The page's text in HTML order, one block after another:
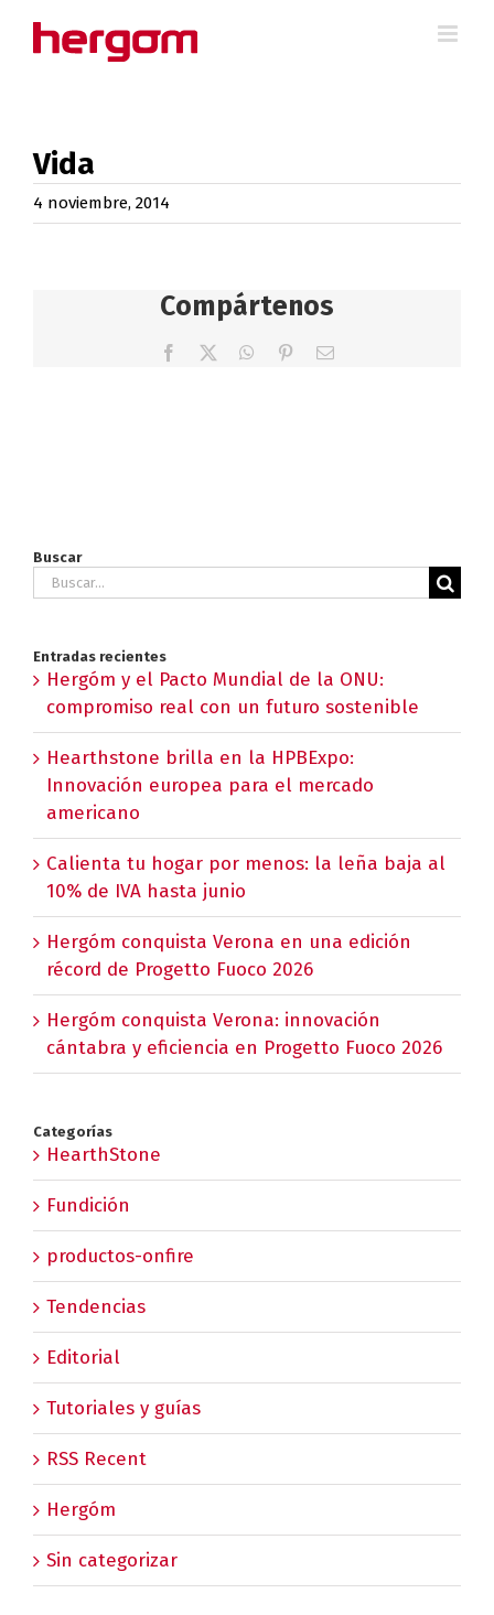
Vida
4 noviembre, 2014
Compártenos
Facebook WhatsApp
PinterestCorreo
Buscar
Buscar:
Entradas recientes
Hergóm y el Pacto Mundial de la ONU:
compromiso real con un futuro sostenible
Hearthstone brilla en la HPBExpo:
Innovación europea para el mercado
americano
Calienta tu hogar por menos: la leña baja al
10% de IVA hasta junio
Hergóm conquista Verona en una edición
récord de Progetto Fuoco 2026
Hergóm conquista Verona: innovación
cántabra y eficiencia en Progetto Fuoco 2026
Categorías
HearthStone
Fundición
productos-onfire
Tendencias
Editorial
Tutoriales y guías
RSS Recent
Hergóm
Sin categorizar